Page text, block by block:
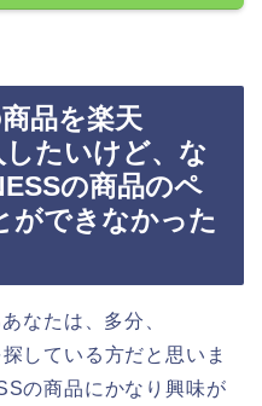
品を楽天
したいけど、な
の商品のペ
ができなかった
なたは、多分、
している方だと思いま
の商品にかなり興味が